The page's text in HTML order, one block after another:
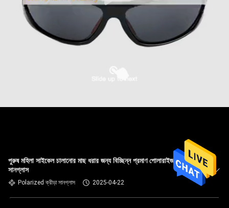
পুরুষ মহিলা সাইকেল চালানোর মাছ ধরার জন্য বিচ্ছিন্ন প্রমাণ পোলারাইজড স্পোর্টস
সানগ্লাস
Polarized ক্রীড়া সানগ্লাস 2025-04-22